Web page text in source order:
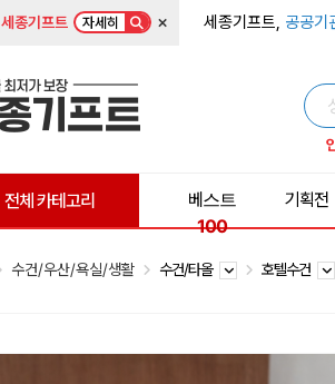
세종기프트 자세히 × 세종기프트, 공공기
전체 카테고리
베스트
100
기획전
수건/우산/욕실/생활 수건/타올 호텔수건